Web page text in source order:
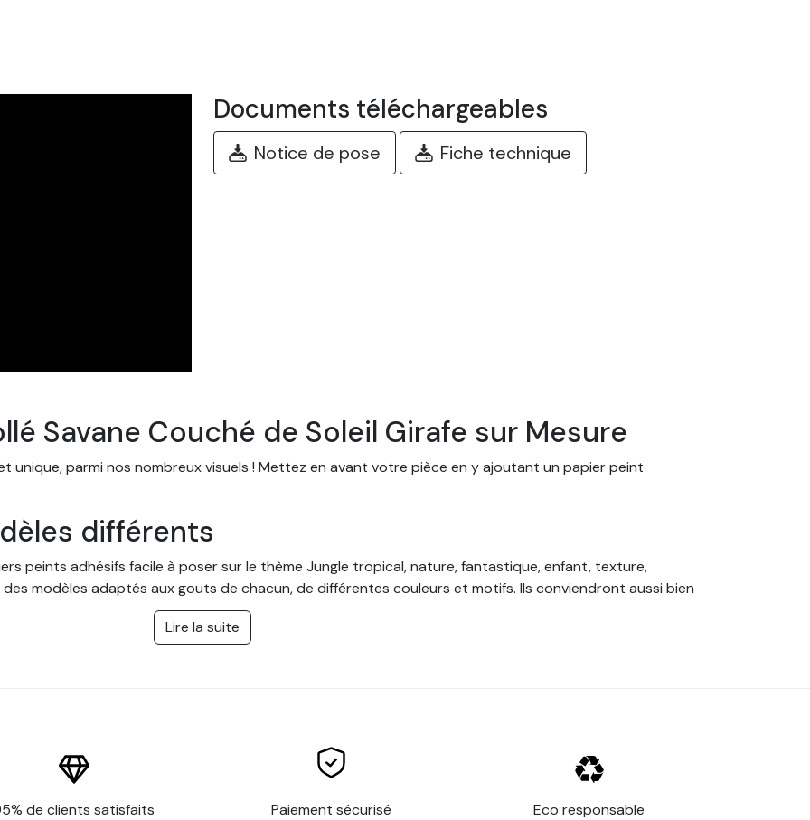
Documents téléchargeables
Notice de pose Fiche technique
Savane Couché de Soleil Girafe sur Mesure
unique, parmi nos nombreux visuels ! Mettez en avant votre pièce en y ajoutant un papier peint
différents
peints adhésifs facile à poser sur le thème Jungle tropical, nature, fantastique, enfant, texture,
modèles adaptés aux gouts de chacun, de différentes couleurs et motifs. Ils conviendront aussi bien
mais aussi dans une entreprise ou des bureaux.
mesure avec pose facile
papier peint
le dos du visuel
Lire la suite
de clients satisfaits Paiement sécurisé Eco responsable